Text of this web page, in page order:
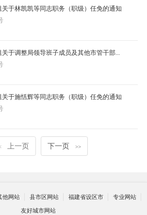
于林凯凯等同志职务（职级）任免的通知
于调整局领导班子成员及其他市管干部...
于施恬辉等同志职务（职级）任免的通知
上一页 下一页 >>
他网站 县市区网站 福建省设区市
专业网站
友好城市网站